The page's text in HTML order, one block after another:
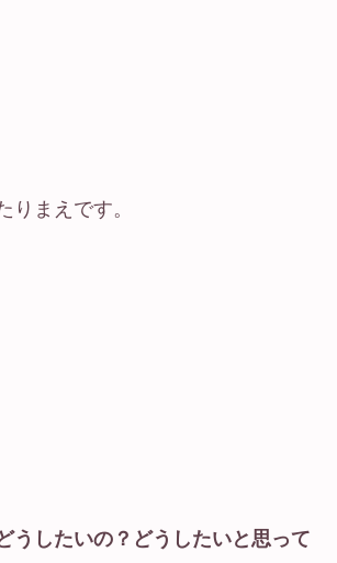
りまえです。
うしたいの？どうしたいと思って